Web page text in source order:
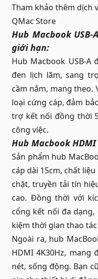
Tham khảo thêm dịch
QMac Store
Hub Macbook
giới hạn:
Hub Macbook USB-
đen lịch lãm, sang
cầm nắm, mang theo.
loại cứng cáp, đảm
trợ kết nối đồng thời
công việc.
Hub Macbook
Sản phẩm hub
cáp dài 15cm, chất
chặt, truyền tải tín
cao. Đồng thời với
cổng kết nối đa
kiệm thời gian thao
Ngoài ra, hub
HDMI 4K30Hz, mang
nét, sống động. Bạn